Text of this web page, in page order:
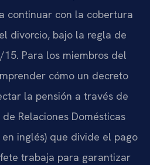
continuar con la cobertura
divorcio, bajo la regla de
Para los miembros del
cómo un decreto
la pensión a través de
Relaciones Domésticas
en inglés) que divide el pago
trabaja para garantizar